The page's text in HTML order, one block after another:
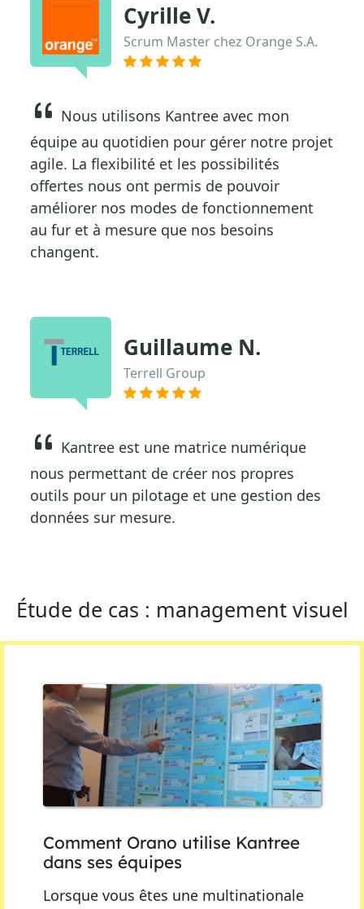
Cyrille V.
Scrum Master chez Orange S.A.
Nous utilisons Kantree avec mon
équipe au quotidien pour gérer notre projet
agile. La flexibilité et les possibilités
offertes nous ont permis de pouvoir
améliorer nos modes de fonctionnement
au fur et à mesure que nos besoins
changent.
Guillaume N.
Terrell Group
Kantree est une matrice numérique
nous permettant de créer nos propres
outils pour un pilotage et une gestion des
données sur mesure.
Étude de cas : management visuel
Comment Orano utilise Kantree
dans ses équipes
Lorsque vous êtes une multinationale